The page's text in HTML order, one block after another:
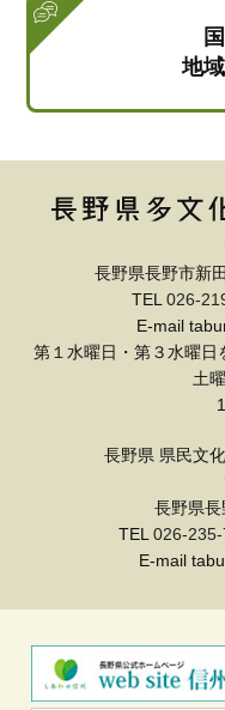
地
長野県長野市新
TEL026-
E-mail
第１水曜日・第３水曜日
土
長野県 県民文
長野県
TEL026-
E-mail